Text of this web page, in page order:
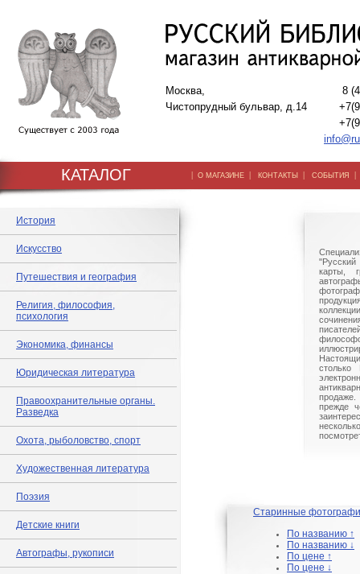
Москва,
Чистопрудный бульвар, д.14
8
КАТАЛОГ | О МАГАЗИНЕ | КОНТАКТЫ | СОБЫТИЯ
История
Искусство
Путешествия и география
Религия, философия,
психология
Экономика, финансы
Юридическая литература
Правоохранительные органы.
Разведка
Охота, рыболовство, спорт
Художественная литература
Поэзия
Детские книги
Автографы, рукописи
"Русский
карты,
столько
прежде
Старинные
По названию ↑
По названию ↓
По цене ↑
По цене ↓